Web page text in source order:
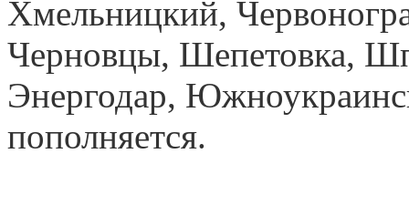
Хмельницкий,
Черновцы, Шепетовка,
Энергодар,
пополняется.